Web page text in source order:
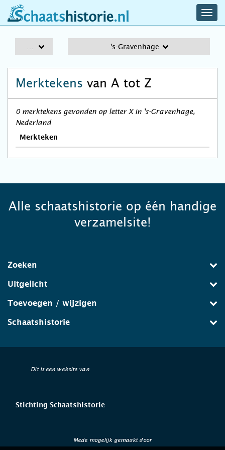
schaatshistorie.nl
's-Gravenhage
Merktekens van A tot Z
0 merktekens gevonden op letter X in 's-Gravenhage,
Nederland
Merkteken
Alle schaatshistorie op één handige
verzamelsite!
Zoeken
Uitgelicht
Toevoegen / wijzigen
Schaatshistorie
Dit is een website van
Stichting Schaatshistorie
Mede mogelijk gemaakt door